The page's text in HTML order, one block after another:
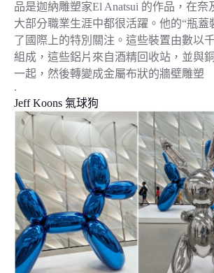
品是迦納雕塑家El Anatsui 的作品，在奈
大部分職業生涯中都很活躍。他的“瓶蓋
了國際上的特別關注。這些裝置由數以
組成，這些鋁片來自酒精回收站，並與
一起，然後轉變成金屬布狀的牆壁雕塑
.
Jeff Koons 氣球狗